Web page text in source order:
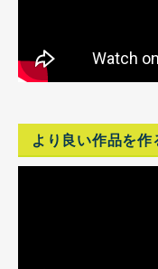
より良い作品を作